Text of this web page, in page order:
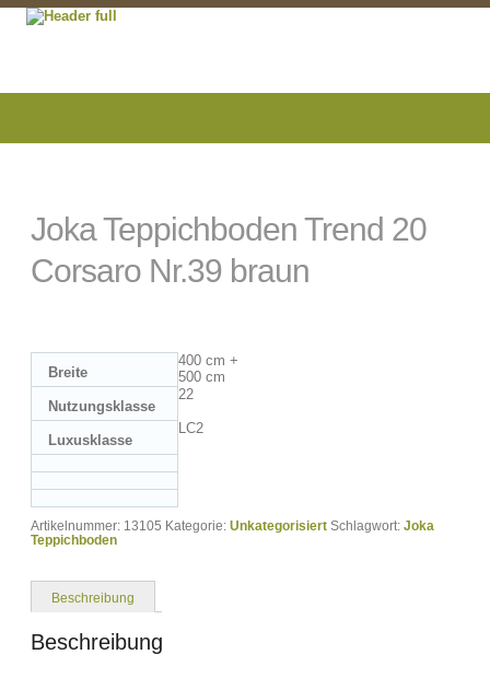
Joka Teppichboden Trend 20
Corsaro Nr.39 braun
Breite
400 cm +
500 cm
Nutzungsklasse
22
Luxusklasse
LC2
Artikelnummer: 13105 Kategorie: Unkategorisiert Schlagwort: Joka
Teppichboden
Beschreibung
Beschreibung